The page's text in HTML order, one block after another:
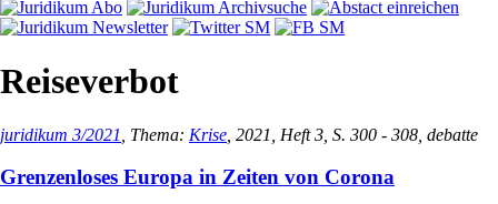
Reiseverbot
juridikum 3/2021 , Thema: Krise , 2021, Heft 3, S. 300 - 308, debatte
Grenzenloses Europa in Zeiten von Corona